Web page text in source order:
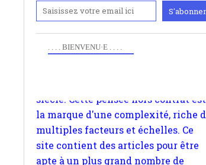
. . . . BIENVENU·E . . . .
impasses philosophique du WWe
la marque d'une complexité, riche de
choses.